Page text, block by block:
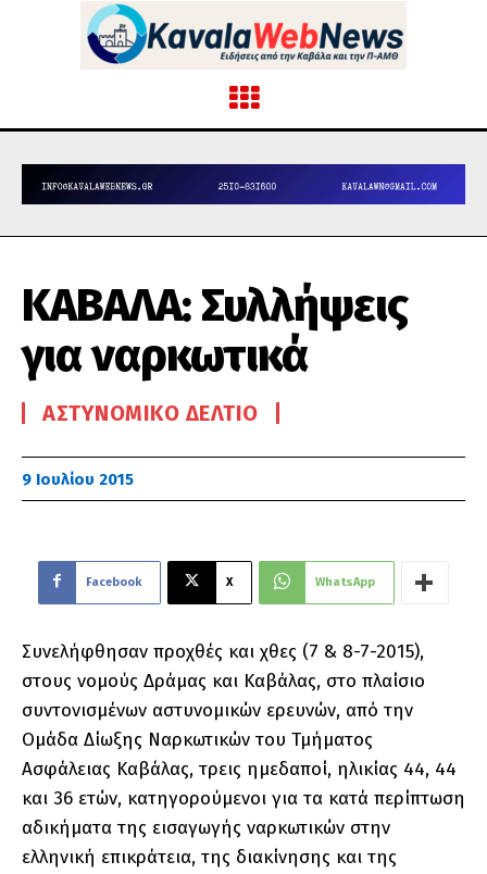
ΚΑΒΑΛΑ: Συλλήψεις
για ναρκωτικά
ΑΣΤΥΝΟΜΙΚΌ ΔΕΛΤΊΟ
9 Ιουλίου 2015
Facebook X WhatsApp
Συνελήφθησαν προχθές και χθες (7 & 8-7-2015),
στους νομούς Δράμας και Καβάλας, στο πλαίσιο
συντονισμένων αστυνομικών ερευνών, από την
Ομάδα Δίωξης Ναρκωτικών του Τμήματος
Ασφάλειας Καβάλας, τρεις ημεδαποί, ηλικίας 44, 44
και 36 ετών, κατηγορούμενοι για τα κατά περίπτωση
αδικήματα της εισαγωγής ναρκωτικών στην
ελληνική επικράτεια, της διακίνησης και της